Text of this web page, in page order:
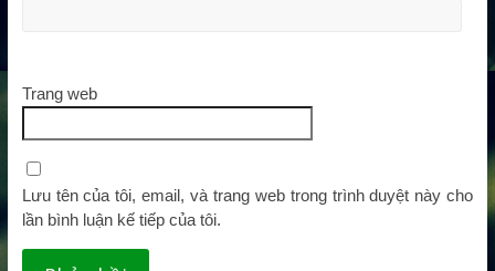
Trang web
Lưu tên của tôi, email, và trang web trong trình duyệt này cho
lần bình luận kế tiếp của tôi.